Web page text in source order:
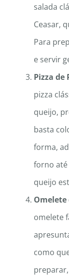
salada
Ceasar,
Para
e servir
Pizza de
pizza
queijo,
basta
forma,
forno até
queijo
omelete
como